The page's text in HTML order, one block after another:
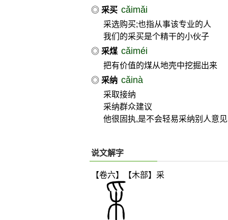
◎ 采买 cǎimǎi
采选购买;也指从事该专业的人
我们的采买是个精干的小伙子
◎ 采煤 cǎiméi
把有价值的煤从地壳中挖掘出来
◎ 采纳 cǎinà
采取接纳
采纳群众建议
他很固执,是不会轻易采纳别人意
说文解字
【卷六】【木部】 采